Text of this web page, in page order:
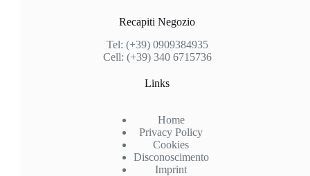
Recapiti Negozio
Tel: (+39) 0909384935
Cell: (+39) 340 6715736
Links
Home
Privacy Policy
Cookies
Disconoscimento
Imprint